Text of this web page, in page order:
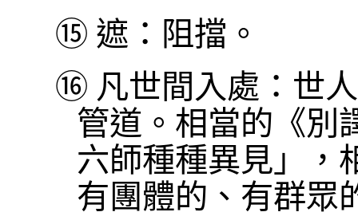
⑮ 遮：阻擋。
⑯ 凡世間入處：世
管道。相當的《別
六師種種異見」，
有團體的、有群眾